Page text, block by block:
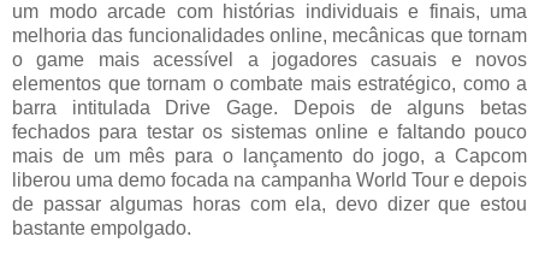
um modo arcade com histórias individuais e finais, uma
melhoria das funcionalidades online, mecânicas que tornam
o game mais acessível a jogadores casuais e novos
elementos que tornam o combate mais estratégico, como a
barra intitulada Drive Gage. Depois de alguns betas
fechados para testar os sistemas online e faltando pouco
mais de um mês para o lançamento do jogo, a Capcom
liberou uma demo focada na campanha World Tour e depois
de passar algumas horas com ela, devo dizer que estou
bastante empolgado.